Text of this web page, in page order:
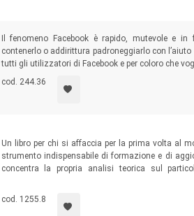
Il fenomeno Facebook è rapido, mutevole e
contenerlo o addirittura padroneggiarlo con
tutti gli utilizzatori di Facebook e per coloro che
cod. 244.36
Un libro per chi si affaccia per la prima volta al
strumento indispensabile di formazione e di
concentra la propria analisi teorica sul
organizzativa del mercato pubblicitario italiano
ricerche valutative, le prospettive e gli scenari futuri.
cod. 1255.8